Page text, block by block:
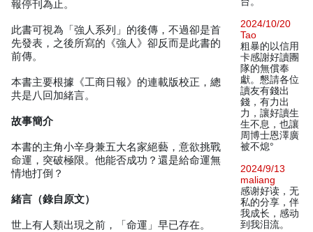
報停刊為止。
此書可視為「強人系列」的後傳，不過卻是首
先發表，之後所寫的《強人》卻反而是此書的
前傳。
本書主要根據《工商日報》的連載版校正，總
共是八回加緒言。
故事簡介
本書的主角小辛身兼五大名家絕藝，意欲挑戰
命運，突破極限。他能否成功？還是給命運無
情地打倒？
緒言（錄自原文）
世上有人類出現之前，「命運」早已存在。
2024/10/20
Tao
粗暴的以信用
卡感謝好讀團
隊的無償奉
獻。懇請各位
讀友有錢出
錢，有力出
力，讓好讀生
生不息，也讓
周博士恩澤廣
被不熄°
2024/9/13
maliang
感谢好读，无
私的分享，伴
我成长，感动
到我泪流。